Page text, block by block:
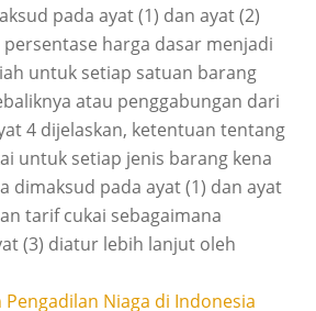
pada ayat (1) dan ayat (2)
harga dasar menjadi
untuk setiap satuan barang
atau penggabungan dari
4 dijelaskan, ketentuan tentang
untuk setiap jenis barang kena
dimaksud pada ayat (1) dan ayat
tarif cukai sebagaimana
(3) diatur lebih lanjut oleh
Pengadilan Niaga di Indonesia